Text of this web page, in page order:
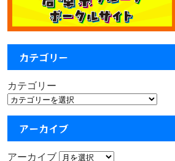
カテゴリー
カテゴリー
アーカイブ
アーカイブ